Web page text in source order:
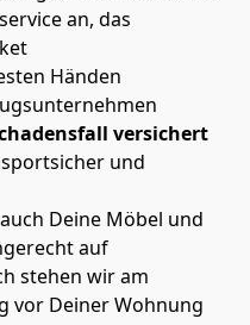
an, das
Händen
versichert
und
Deine Möbel und
auf
stehen wir am
vor Deiner Wohnung